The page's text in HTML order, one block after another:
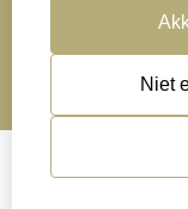
handleidingen
Niet